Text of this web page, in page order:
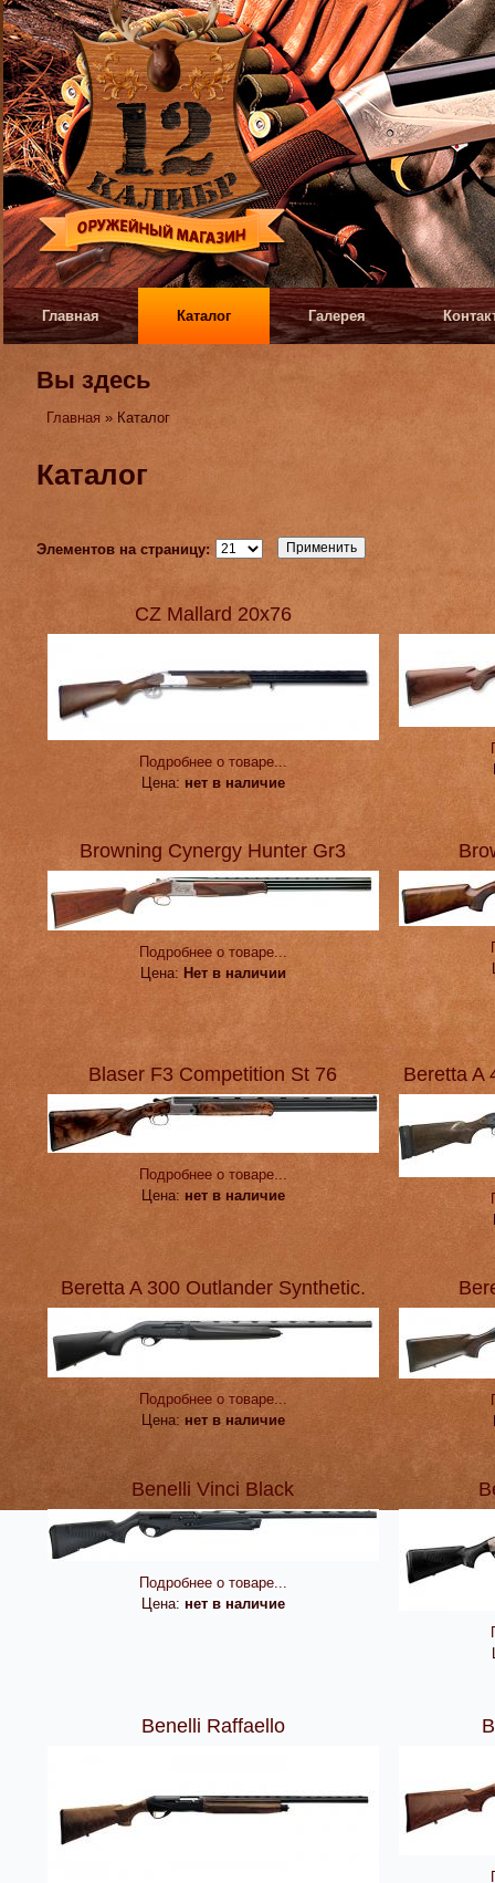
Главная Каталог Галерея
Вы здесь
Главная » Каталог
Каталог
Элементов на страницу:
CZ Mallard 20х76
Подробнее о товаре...
Цена: нет в наличие
Browning Cynergy Hunter Gr3
Подробнее о товаре...
Цена: Нет в наличии
Blaser F3 Competition St 76
Подробнее о товаре...
Цена: нет в наличие
Beretta A
Beretta A 300 Outlander Synthetic.
Подробнее о товаре...
Цена: нет в наличие
Benelli Vinci Black
Подробнее о товаре...
Цена: нет в наличие
Benelli Raffaello